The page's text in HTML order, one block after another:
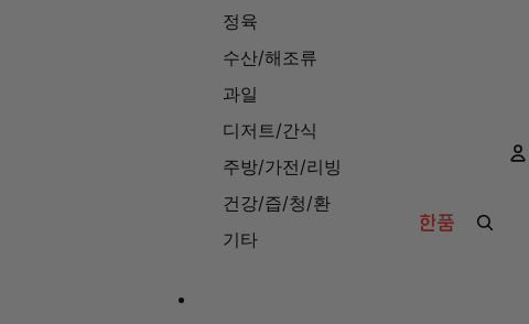
정육
수산/해조류
과일
디저트/간식
주방/가전/리빙
건강/즙/청/환
기타